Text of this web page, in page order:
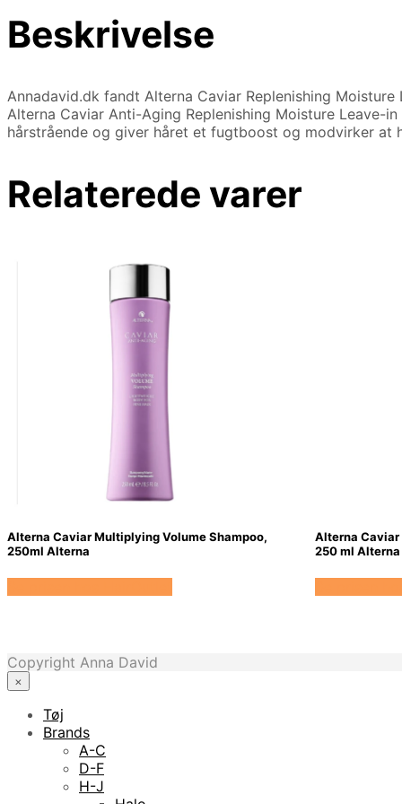
Beskrivelse
Annadavid.dk fandt Alterna Caviar Replenishing
Alterna Caviar Anti-Aging Replenishing Moisture
hårstrående og giver håret et fugtboost og modvirker at
Relaterede varer
Alterna Caviar Multiplying Volume Shampoo,
250ml Alterna
Alterna Caviar
250 ml Alterna
Copyright Anna David
×
Tøj
Brands
A-C
D-F
H-J